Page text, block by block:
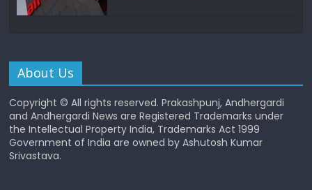
About Us
Copyright © All rights reserved. Prakashpunj, Andhergardi
and Andhergardi News are Registered Trademarks under
the Intellectual Property India, Trademarks Act 1999
Government of India are owned by Ashutosh Kumar
Srivastava.